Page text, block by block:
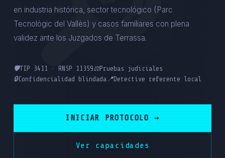
en industria histórica, sector tecnológico (Parc
Tecnològic del Vallès) y casos familiares con plena
validez ante los Juzgados de Terrassa.
🛡️TIP 3411 · RNSP 11359⚖️Pruebas judiciales
🔒Confidencialidad blindada 📍Detective referente local
INICIAR PROTOCOLO →
Ver capacidades